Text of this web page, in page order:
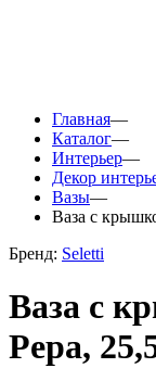
Главная—
Каталог—
Интерьер—
Декор
Вазы—
Ваза с
Бренд: Seletti
Ваза с
Pepa,